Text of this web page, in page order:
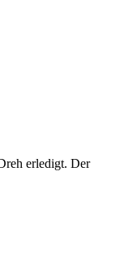
erledigt. Der